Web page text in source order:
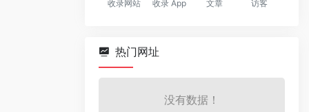
收录网站 收录 App 文章 访客
热门网址
没有数据！